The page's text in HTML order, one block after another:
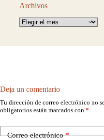
Archivos
Archivos
Deja un comentario
Tu dirección de correo electrónico no
obligatorios están marcados con *
Correo electrónico*